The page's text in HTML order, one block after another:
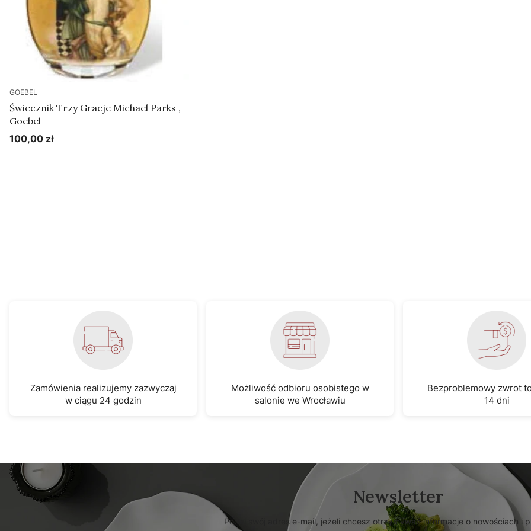
GOEBEL
Świecznik Trzy Gracje Michael Parks ,
Goebel
Cena
100,00 zł
Zamówienia realizujemy zazwyczaj
w ciągu 24 godzin
Możliwość odbioru osobistego w
salonie we Wrocławiu
Bezproblemowy zwrot
14 dni
Newsletter
Podaj swój adres e-mail, jeżeli chcesz otrzymywać informacje o nowościach i